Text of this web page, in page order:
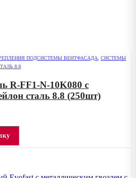
ПОДСИСТЕМЫ ВЕНТФАСАДА
СИСТЕМЫ
8.8
R-FF1-N-10K080 с
сталь 8.8 (250шт)